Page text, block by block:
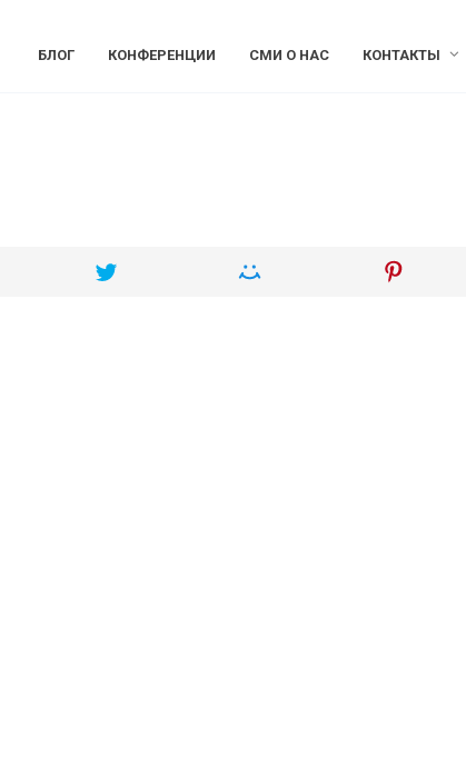
БЛОГ КОНФЕРЕНЦИИ СМИ О НАС КОНТАКТЫ